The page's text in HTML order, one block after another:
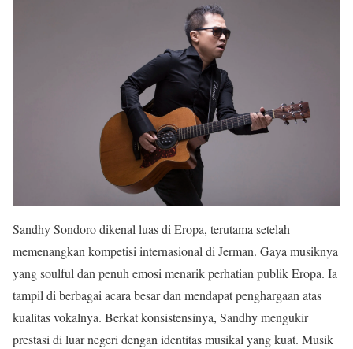
Sandhy Sondoro dikenal luas di Eropa, terutama setelah
memenangkan kompetisi internasional di Jerman. Gaya musiknya
yang soulful dan penuh emosi menarik perhatian publik Eropa. Ia
tampil di berbagai acara besar dan mendapat penghargaan atas
kualitas vokalnya. Berkat konsistensinya, Sandhy mengukir
prestasi di luar negeri dengan identitas musikal yang kuat. Musik